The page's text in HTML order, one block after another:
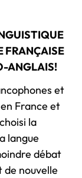
FRANÇAISE
ANGLAIS!
et
France et
la
langue
débat
nouvelle